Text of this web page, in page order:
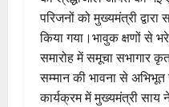
परिजनों को मुख्यमंत्री द्वारा
किया गया।भावुक क्षणों से
समारोह में समूचा सभागार
सम्मान की भावना से अभिभूत
कार्यक्रम में मुख्यमंत्री साय